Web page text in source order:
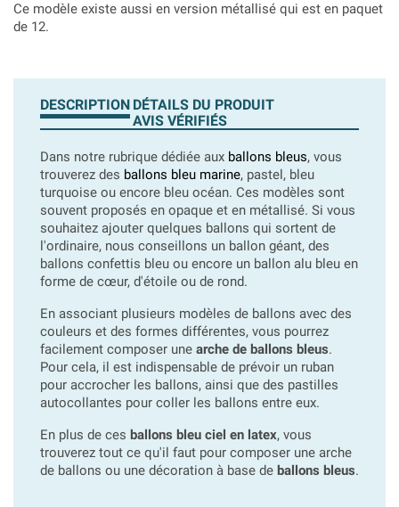
Ce modèle existe aussi en version métallisé qui est en paquet
de 12.
DESCRIPTION DÉTAILS DU PRODUIT
AVIS VÉRIFIÉS
Dans notre rubrique dédiée aux ballons bleus, vous
trouverez des ballons bleu marine, pastel, bleu
turquoise ou encore bleu océan. Ces modèles sont
souvent proposés en opaque et en métallisé. Si vous
souhaitez ajouter quelques ballons qui sortent de
l'ordinaire, nous conseillons un ballon géant, des
ballons confettis bleu ou encore un ballon alu bleu en
forme de cœur, d'étoile ou de rond.
En associant plusieurs modèles de ballons avec des
couleurs et des formes différentes, vous pourrez
facilement composer une arche de ballons bleus.
Pour cela, il est indispensable de prévoir un ruban
pour accrocher les ballons, ainsi que des pastilles
autocollantes pour coller les ballons entre eux.
En plus de ces ballons bleu ciel en latex, vous
trouverez tout ce qu'il faut pour composer une arche
de ballons ou une décoration à base de ballons bleus.